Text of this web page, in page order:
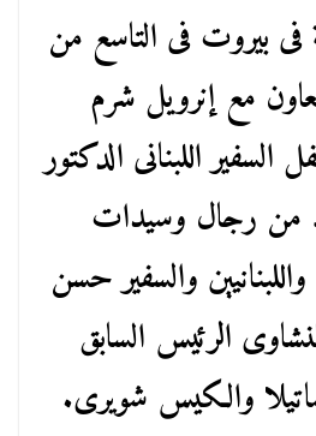
فى بيروت فى التاسع من
مع إنرويل شرم
اللبنانى الدكتور
من رجال وسيدات
والسفير حسن
الرئيس السابق
والكيس شويرى.